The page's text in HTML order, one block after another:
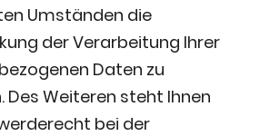
Umständen die
der Verarbeitung Ihrer
Daten zu
Des Weiteren steht Ihnen
bei der